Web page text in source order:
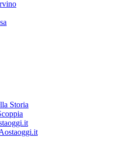
Storia